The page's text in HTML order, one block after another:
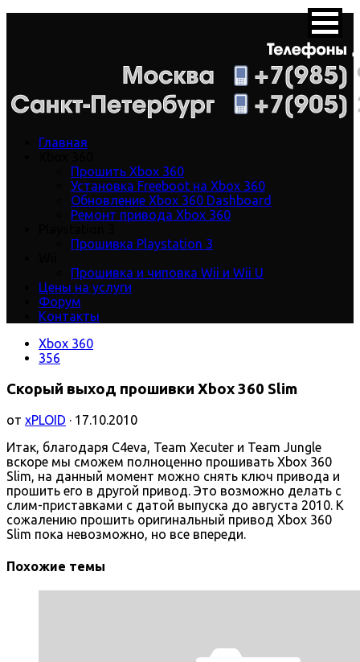
Главная
Прошить Xbox 360
Установка Freeboot на Xbox 360
Обновление Xbox 360 Dashboard
Ремонт привода Xbox 360
Прошивка Playstation 3
Прошивка и чиповка Wii и Wii U
Цены на услуги
Форум
Контакты
Xbox 360
356
Скорый выход прошивки Xbox 360 Slim
от xPLOID · 17.10.2010
Итак, благодаря C4eva, Team Xecuter и Team Jungle
вскоре мы сможем полноценно прошивать Xbox 360
Slim, на данный момент можно снять ключ привода и
прошить его в другой привод. Это возможно делать с
слим-приставками с датой выпуска до августа 2010. К
сожалению прошить оригинальный привод Xbox 360
Slim пока невозможно, но все впереди.
Похожие темы